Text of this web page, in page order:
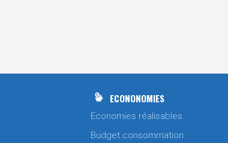
ECONONOMIES
Economies réalisables
Budget consommation